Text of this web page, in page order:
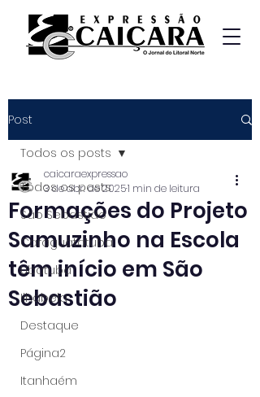
Post
Todos os posts
São Sebastião
Caraguatatuba
Ubatuba
Ilhabela
Destaque
Página2
Itanhaém
Todos os posts
Formações do Projeto
Samuzinho na Escola
têm início em São
Sebastião
caicaraexpressao
3 de abr. de 20251 min de leitura